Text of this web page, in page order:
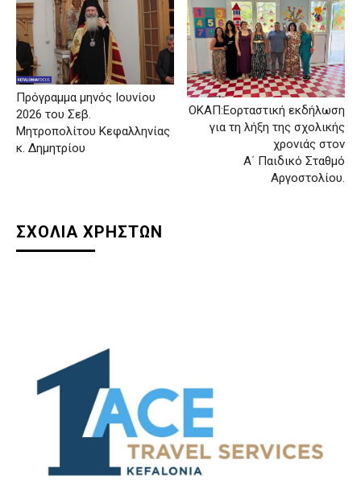
Πρόγραμμα μηνός Ιουνίου
2026 του Σεβ.
Μητροπολίτου Κεφαλληνίας
κ. Δημητρίου
OΚΑΠ:Εορταστική εκδήλωση
για τη λήξη της σχολικής
χρονιάς στον
Α΄ Παιδικό Σταθμό
Αργοστολίου.
ΣΧΟΛΙΑ ΧΡΗΣΤΩΝ